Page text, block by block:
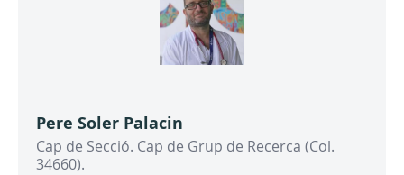
Pere Soler Palacin
Cap de Secció. Cap de Grup de Recerca (Col.
34660).